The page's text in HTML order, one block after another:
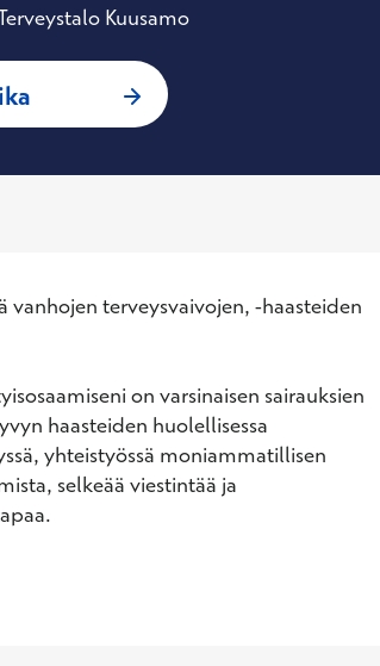
Kuusamo
: Jaakko Pulkkanen,
terveysvaivojen, -haasteiden
on varsinaisen sairauksien
haasteiden huolellisessa
yhteistyössä moniammatillisen
selkeää viestintää ja